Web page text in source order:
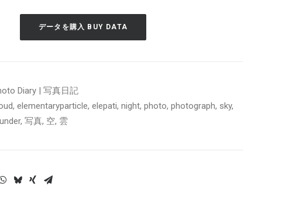
データを購入 BUY DATA
Diary | 写真日記
, elementaryparticle, elepati, night, photo, photograph, sky,
, 写真, 空, 雲